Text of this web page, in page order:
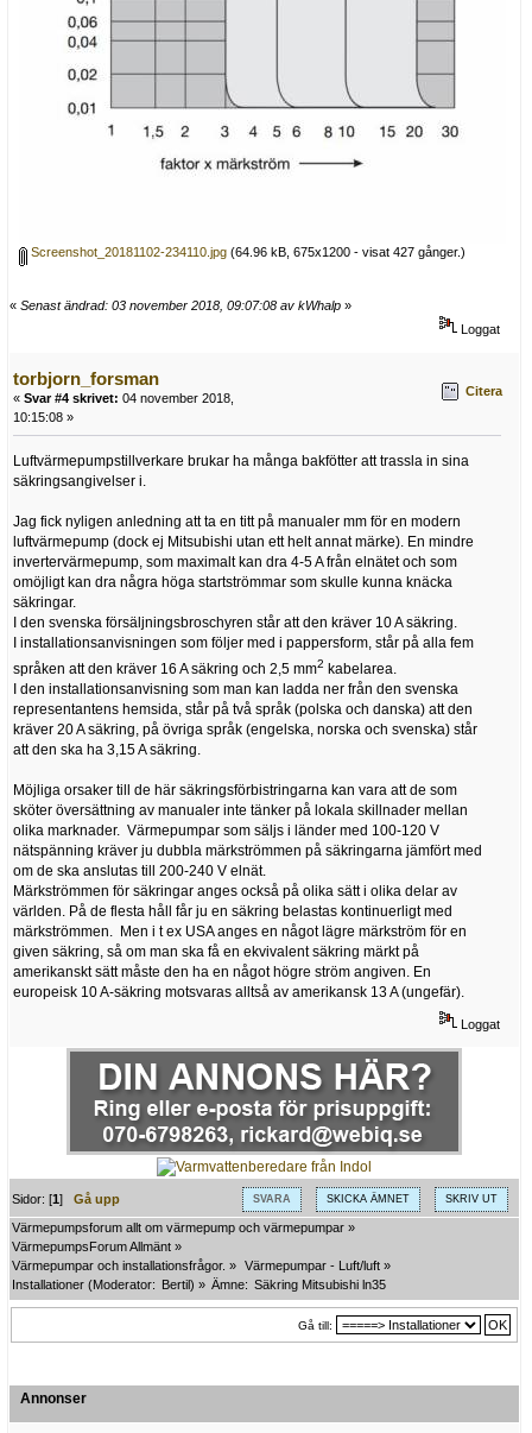
Screenshot_20181102-234110.jpg (64.96 kB, 675x1200 - visat 427 gånger.)
« Senast ändrad: 03 november 2018, 09:07:08 av kWhalp »
Loggat
torbjorn_forsman
« Svar #4 skrivet: 04 november 2018,
10:15:08 »
Citera
Luftvärmepumpstillverkare brukar ha många bakfötter att trassla in sina
säkringsangivelser i.
Jag fick nyligen anledning att ta en titt på manualer mm för en modern
luftvärmepump (dock ej Mitsubishi utan ett helt annat märke). En mindre
invertervärmepump, som maximalt kan dra 4-5 A från elnätet och som
omöjligt kan dra några höga startströmmar som skulle kunna knäcka
säkringar.
I den svenska försäljningsbroschyren står att den kräver 10 A säkring.
I installationsanvisningen som följer med i pappersform, står på alla fem
språken att den kräver 16 A säkring och 2,5 mm2 kabelarea.
I den installationsanvisning som man kan ladda ner från den svenska
representantens hemsida, står på två språk (polska och danska) att den
kräver 20 A säkring, på övriga språk (engelska, norska och svenska) står
att den ska ha 3,15 A säkring.
Möjliga orsaker till de här säkringsförbistringarna kan vara att de som
sköter översättning av manualer inte tänker på lokala skillnader mellan
olika marknader. Värmepumpar som säljs i länder med 100-120 V
nätspänning kräver ju dubbla märkströmmen på säkringarna jämfört med
om de ska anslutas till 200-240 V elnät.
Märkströmmen för säkringar anges också på olika sätt i olika delar av
världen. På de flesta håll får ju en säkring belastas kontinuerligt med
märkströmmen. Men i t ex USA anges en något lägre märkström för en
given säkring, så om man ska få en ekvivalent säkring märkt på
amerikanskt sätt måste den ha en något högre ström angiven. En
europeisk 10 A-säkring motsvaras alltså av amerikansk 13 A (ungefär).
Loggat
SVARA SKICKA ÄMNET SKRIV UT
Sidor: [1]Gå upp
Värmepumpsforum allt om värmepump och värmepumpar »
VärmepumpsForum Allmänt »
Värmepumpar och installationsfrågor. » Värmepumpar - Luft/luft »
Installationer (Moderator: Bertil) » Ämne: Säkring Mitsubishi ln35
Gå till:
Annonser